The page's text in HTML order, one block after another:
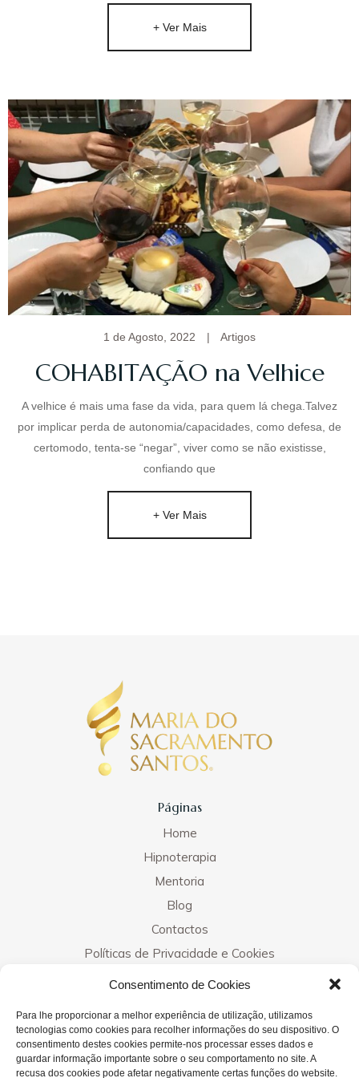
Consentimento de Cookies
Para lhe proporcionar a melhor experiência de utilização, utilizamos
tecnologias como cookies para recolher informações do seu dispositivo. O
consentimento destes cookies permite-nos processar esses dados e
guardar informação importante sobre o seu comportamento no site. A
recusa dos cookies pode afetar negativamente certas funções do website.
+ Ver Mais
1 de Agosto, 2022 | Artigos
COHABITAÇÃO na Velhice
A velhice é mais uma fase da vida, para quem lá chega.Talvez
por implicar perda de autonomia/capacidades, como defesa, de
certomodo, tenta-se “negar”, viver como se não existisse,
confiando que
+ Ver Mais
Páginas
Home
Hipnoterapia
Mentoria
Blog
Contactos
Políticas de Privacidade e Cookies
Clínicas
para chegar a mais pessoas.